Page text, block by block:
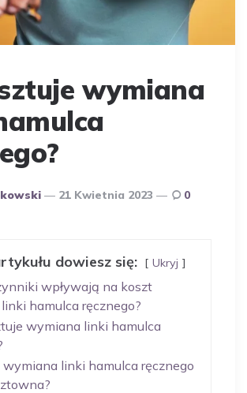
wymiana
21 Kwietnia 2023 0
dowiesz się: Ukryj
wpływają na koszt
hamulca ręcznego?
wymiana linki hamulca
wymiana linki hamulca ręcznego